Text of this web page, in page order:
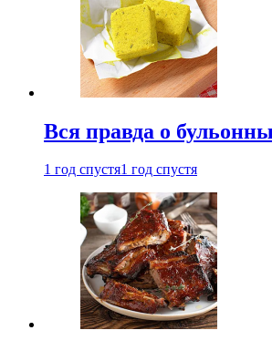
Вся правда о
1 год спустя1 год спустя